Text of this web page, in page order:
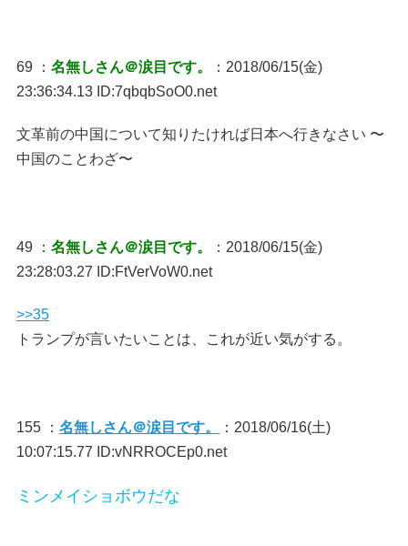
69 ： 名無しさん＠涙目です。
：2018/06/15(金)
23:36:34.13 ID:7qbqbSoO0.net
文革前の中国について知りたければ日本へ行きなさい 〜
中国のことわざ〜
49 ： 名無しさん＠涙目です。
：2018/06/15(金)
23:28:03.27 ID:FtVerVoW0.net
>>35
トランプが言いたいことは、これが近い気がする。
155 ： 名無しさん＠涙目です。
：2018/06/16(土)
10:07:15.77 ID:vNRROCEp0.net
ミンメイショボウだな